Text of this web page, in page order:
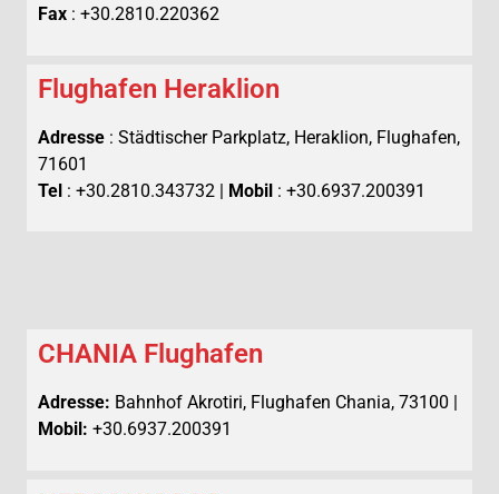
Fax : +30.2810.220362
Flughafen Heraklion
Adresse : Städtischer Parkplatz, Heraklion, Flughafen,
71601
Tel : +30.2810.343732 | Mobil : +30.6937.200391
CHANIA Flughafen
Adresse: Bahnhof Akrotiri, Flughafen Chania, 73100 |
Mobil: +30.6937.200391